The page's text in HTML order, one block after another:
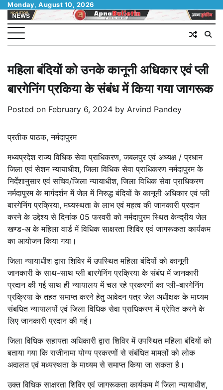
Skip
content
Monday, August 10, 2026
महिला बंदियों को उनके कानूनी अधिकार एवं प्ली
बारगेनिंग प्रकिया के संबंध में किया गया जागरूक
Posted on February 6, 2024 by Arvind Pandey
प्रतीक पाठक, नर्मदापुरम
मध्यप्रदेश राज्य विधिक सेवा प्राधिकरण, जबलपुर एवं अध्यक्ष / प्रधान
जिला एवं सेशन न्यायाधीश, जिला विधिक सेवा प्राधिकरण नर्मदापुरम के
निर्देशानुसार एवं सचिव/जिला न्यायाधीश, जिला विधिक सेवा प्राधिकरण
नर्मदापुरम के मार्गदर्शन में जेल में निरुद्ध बंदियों के कानूनी अधिकार एवं प्ली
बारगेनिंग प्रक्रिया, मध्यस्थता के लाभ एवं महत्व की जानकारी प्रदान
करने के उद्देश्य से दिनांक 05 फरवरी को नर्मदापुरम स्थित केन्द्रीय जेल
खण्ड-अ के महिला वार्ड में विधिक साक्षरता शिविर एवं जागरूकता कार्यकम
का आयोजन किया गया।
जिला न्यायाधीश द्वारा शिविर में उपस्थित महिला बंदियों को कानूनी
जानकारी के साथ-साथ प्ली बारगेनिंग प्रक्रिया के संबंध में जानकारी
प्रदान की गई साथ ही न्यायालय में चल रहे प्रकरणों का प्ली-बारगेनिंग
प्रक्रिया के तहत समाप्त करने हेतु आवेदन पत्र जेल अधीक्षक के माध्यम
संबधित न्यायालयों एवं जिला विधिक सेवा प्राधिकरण में प्रेषित करने के
लिए जानकारी प्रदान की गई।
जिला विधिक सहायता अधिकारी द्वारा शिविर में उपस्थित महिला बंदियों को
बताया गया कि राजीनामा योग्य प्रकरणों से संबंधित मामलों को लोक
अदालत एवं मध्यस्थता के माध्यम से समाप्त किया जा सकता है।
उक्त विधिक साक्षरता शिविर एवं जागरूकता कार्यकम में जिला न्यायाधीश,